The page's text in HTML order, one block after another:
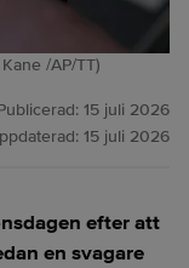
/AP/TT)
15 juli 2026
15 juli 2026
efter att
en svagare